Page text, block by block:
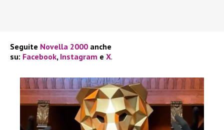
Seguite Novella 2000 anche
su: Facebook, Instagram e X.